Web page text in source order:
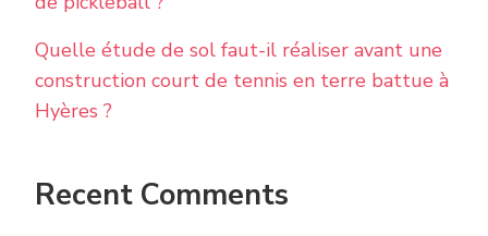
Quelle étude de sol faut-il réaliser avant une
construction court de tennis en terre battue à
Hyères ?
Recent Comments